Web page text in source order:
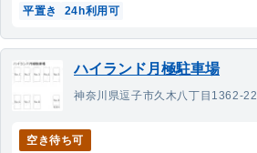
平置き
24h利用可
ハイランド月極駐車場
神奈川県逗子市久木八丁目1362-
空き待ち可